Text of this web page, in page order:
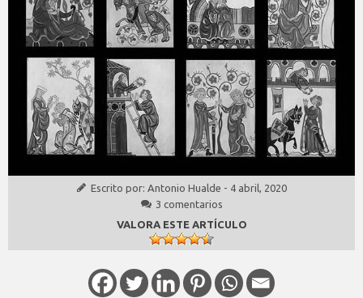
Escrito por: Antonio Hualde - 4 abril, 2020
3 comentarios
VALORA ESTE ARTÍCULO